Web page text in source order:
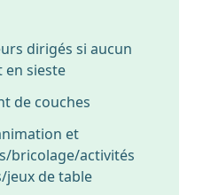
dirigés si aucun
en sieste
de couches
et
bricolage/activités
de table